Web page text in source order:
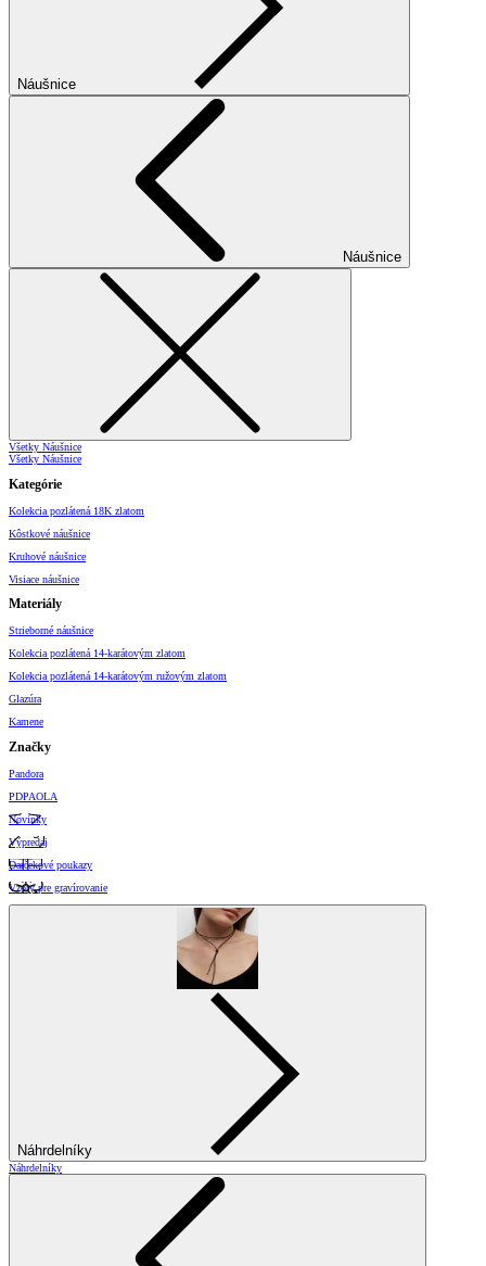
Náušnice
Náušnice
Všetky Náušnice
Všetky Náušnice
Kategórie
Kolekcia pozlátená 18K zlatom
Kôstkové náušnice
Kruhové náušnice
Visiace náušnice
Materiály
Strieborné náušnice
Kolekcia pozlátená 14-karátovým zlatom
Kolekcia pozlátená 14-karátovým ružovým zlatom
Glazúra
Kamene
Značky
Pandora
PDPAOLA
Novinky
Výpredaj
Darčekové poukazy
Vzory pre gravírovanie
Náhrdelníky
Náhrdelníky